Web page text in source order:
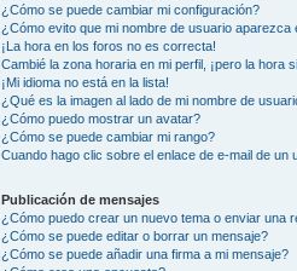
¿Cómo se puede cambiar mi configuración?
¿Cómo evito que mi nombre de usuario
¡La hora en los foros no es correcta!
Cambié la zona horaria en mi perfil, ¡pero la hora
¡Mi idioma no está en la lista!
¿Qué es la imagen al lado de mi nombre de
¿Cómo puedo mostrar un avatar?
¿Cómo se puede cambiar mi rango?
Cuando hago clic sobre el enlace de e-mail de un
Publicación de mensajes
¿Cómo puedo crear un nuevo tema o enviar una
¿Cómo se puede editar o borrar un mensaje?
¿Cómo se puede añadir una firma a mi mensaje?